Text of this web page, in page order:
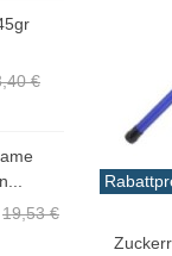
€
19,53 €